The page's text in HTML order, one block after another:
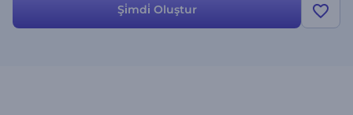
Şi̇mdi̇ Oluştur